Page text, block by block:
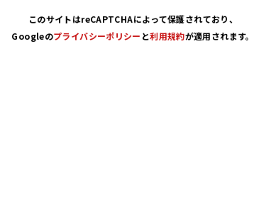
このサイトはreCAPTCHAによって保護されており、
Googleのプライバシーポリシー と利用規約が適用されます。